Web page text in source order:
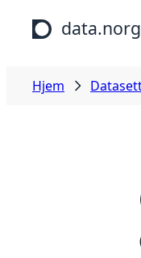
Hopp til hovedinnhold
Hjem